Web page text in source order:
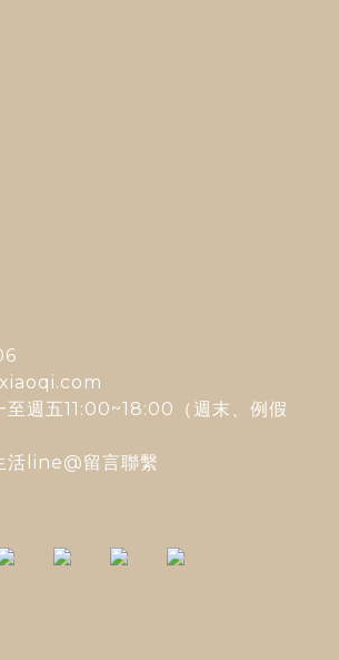
至週五11:00~18:00（週末、例假
活line@留言聯繫